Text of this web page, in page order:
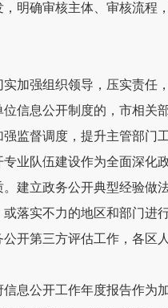
明确审核主体、审核流
加强组织领导，压实责任
信息公开制度的，市相
监督调度，提升主管部门工
业队伍建设作为全面深化
建立政务公开典型经验
落实不力的地区和部门进行
开第三方评估工作， 各区
息公开工作年度报告作为